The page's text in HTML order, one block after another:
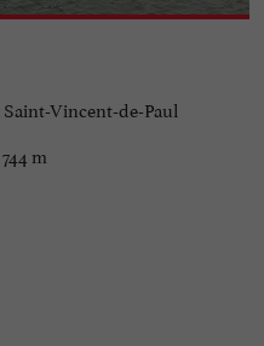
Saint-Vincent-de-Paul
744 m